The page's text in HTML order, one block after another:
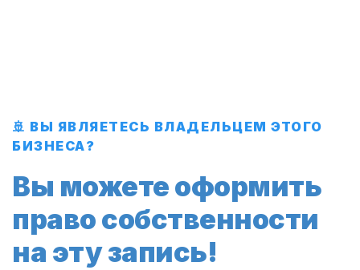
🚢 ВЫ ЯВЛЯЕТЕСЬ ВЛАДЕЛЬЦЕМ ЭТОГО
БИЗНЕСА?
Вы можете оформить
право собственности
на эту запись!